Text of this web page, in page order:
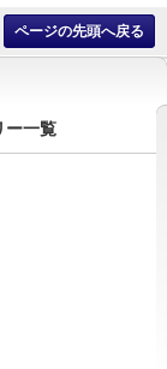
ページの先頭へ戻る
ー一覧